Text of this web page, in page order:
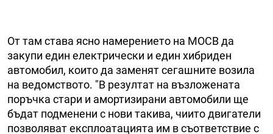
От там става ясно намерението на МОСВ да
закупи един електрически и един хибриден
автомобил, които да заменят сегашните возила
на ведомството. "В резултат на възложената
поръчка стари и амортизирани автомобили ще
бъдат подменени с нови такива, чиито двигатели
позволяват експлоатацията им в съответствие с